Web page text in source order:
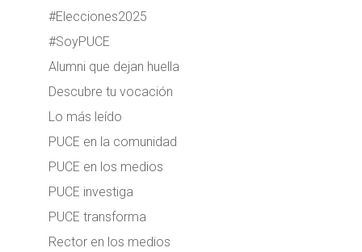
#Elecciones2025
#SoyPUCE
Alumni que dejan huella
Descubre tu vocación
Lo más leído
PUCE en la comunidad
PUCE en los medios
PUCE investiga
PUCE transforma
Rector en los medios